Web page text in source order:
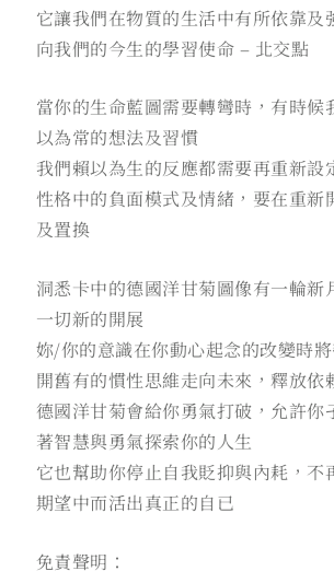
它讓我們在物質的生活中有所依靠及
向我們的今生的學習使命 – 北交點
當你的生命藍圖需要轉彎時，有時候
以為常的想法及習慣
我們賴以為生的反應都需要再重新設
性格中的負面模式及情緒，要在重新
及置換
洞悉卡中的德國洋甘菊圖像有一輪新
一切新的開展
妳/你的意識在你動心起念的改變時
開舊有的慣性思維走向未來，釋放依
德國洋甘菊會給你勇氣打破，允許你
著智慧與勇氣探索你的人生
它也幫助你停止自我貶抑與內耗，不
期望中而活出真正的自已
免責聲明：